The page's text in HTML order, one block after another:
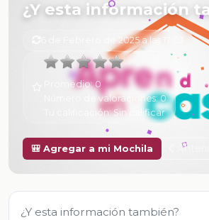
¿Y esta información
6 de Febrero de 2025 a las 17:03
Promedio:0
Número de valoraciones:0
Tu calificación:Sin calificar
🎒 Agregar a mi Mochila
¿Y esta información también?